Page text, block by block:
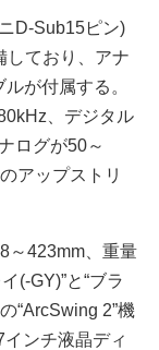
D-Sub15ピン)
しており、アナ
が付属する。
、デジタル
ログが50～
アップストリ
～423mm、重量
(-GY)”と“ブラ
“ArcSwing 2”機
ンチ液晶ディ